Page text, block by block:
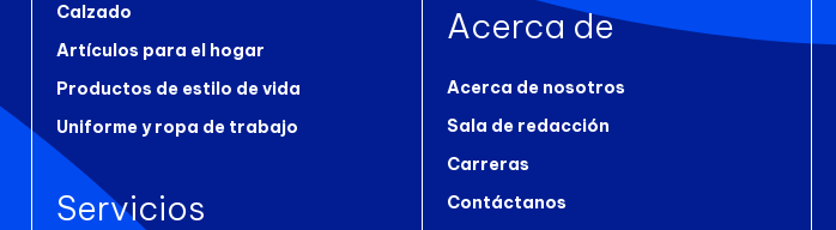
Calzado
Artículos para el hogar
Productos de estilo de vida
Uniforme y ropa de trabajo
Servicios
Acerca de
Acerca de nosotros
Sala de redacción
Carreras
Contáctanos